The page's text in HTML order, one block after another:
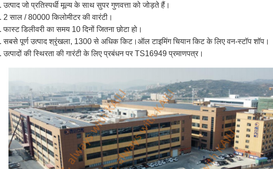
उत्पाद जो प्रतिस्पर्धी मूल्य के साथ सुपर गुणवत्ता को जोड़ते हैं।
2 साल / 80000 किलोमीटर की वारंटी।
फास्ट डिलीवरी का समय 10 दिनों जितना छोटा हो।
सबसे पूर्ण उत्पाद श्रृंखला, 1300 से अधिक किट।ऑल टाइमिंग चियान किट के लिए वन-स्टॉप शॉप।
उत्पादों की स्थिरता की गारंटी के लिए प्रबंधन पर TS16949 प्रमाणपत्र।